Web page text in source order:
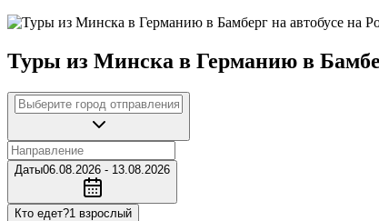
Туры из Минска в Германию в
Даты06.08.2026 - 13.08.2026
Кто едет?1 взрослый